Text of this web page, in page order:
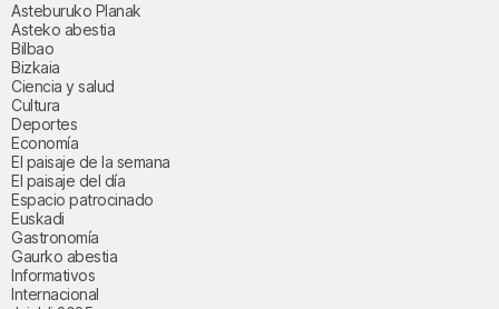
Asteburuko Planak
Asteko abestia
Bilbao
Bizkaia
Ciencia y salud
Cultura
Deportes
Economía
El paisaje de la semana
El paisaje del día
Espacio patrocinado
Euskadi
Gastronomía
Gaurko abestia
Informativos
Internacional